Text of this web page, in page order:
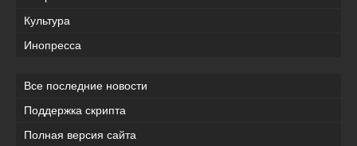
Культура
Инопресса
Все последние новости
Поддержка скрипта
Полная версия сайта